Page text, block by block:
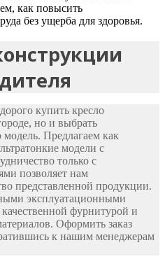
как повысить
без ущерба для здоровья.
купить кресло
но и выбрать
Предлагаем как
модели с
только с
позволяет нам
представленной продукции.
эксплуатационными
фурнитурой и
Оформить заказ
к нашим менеджерам